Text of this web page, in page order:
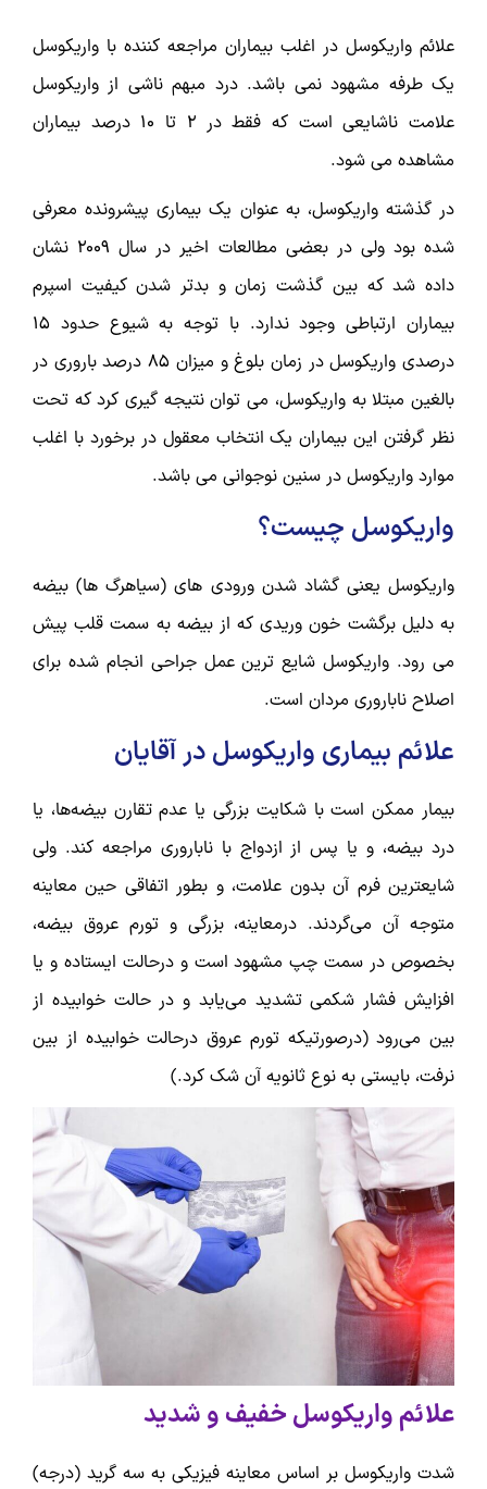
علائم واریکوسل در اغلب بیماران مراجعه کننده با واریکوسل
یک طرفه مشهود نمی باشد. درد مبهم ناشی از واریکوسل
علامت ناشایعی است که فقط در 2 تا 10 درصد بیماران
مشاهده می شود.
در گذشته واریکوسل، به عنوان یک بیماری پیشرونده معرفی
شده بود ولی در بعضی مطالعات اخیر در سال 2009 نشان
داده شد که بین گذشت زمان و بدتر شدن کیفیت اسپرم
بیماران ارتباطی وجود ندارد. با توجه به شیوع حدود 15
درصدی واریکوسل در زمان بلوغ و میزان 85 درصد باروری در
بالغین مبتلا به واریکوسل، می توان نتیجه گیری کرد که تحت
نظر گرفتن این بیماران یک انتخاب معقول در برخورد با اغلب
موارد واریکوسل در سنین نوجوانی می باشد.
واریکوسل چیست؟
واریکوسل یعنی گشاد شدن ورودی های (سیاهرگ ها) بیضه
به دلیل برگشت خون وریدی که از بیضه به سمت قلب پیش
می رود. واریکوسل شایع ترین عمل جراحی انجام شده برای
اصلاح ناباروری مردان است.
علائم بیماری واریکوسل در آقایان
بيمار ممکن است با شکايت بزرگی يا عدم تقارن بيضه‌ها، يا
درد بيضه، و يا پس از ازدواج با ناباروری مراجعه کند. ولی
شايعترين فرم آن بدون علامت، و بطور اتفاقی حين معاينه
متوجه آن می‌گردند. درمعاينه، بزرگی و تورم عروق بيضه،
بخصوص در سمت چپ مشهود است و درحالت ايستاده و يا
افزايش فشار شکمی ‌تشديد می‌يابد و در حالت خوابيده از
بين می‌رود (درصورتيکه تورم عروق درحالت خوابيده از بين
نرفت، بايستی به نوع ثانويه آن شک کرد.)
علائم واریکوسل خفیف و شدید
شدت واریکوسل بر اساس معاینه فیزیکی به سه گرید (درجه)